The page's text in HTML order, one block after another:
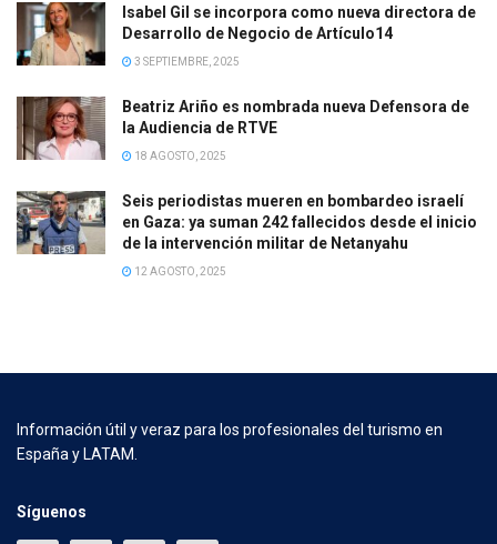
Isabel Gil se incorpora como nueva directora de
Desarrollo de Negocio de Artículo14
3 SEPTIEMBRE, 2025
Beatriz Ariño es nombrada nueva Defensora de
la Audiencia de RTVE
18 AGOSTO, 2025
Seis periodistas mueren en bombardeo israelí
en Gaza: ya suman 242 fallecidos desde el inicio
de la intervención militar de Netanyahu
12 AGOSTO, 2025
Información útil y veraz para los profesionales del turismo en
España y LATAM.
Síguenos